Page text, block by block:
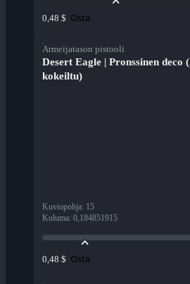
0,48 $ Osta
Armeijatason pistooli
Desert Eagle | Pronssinen deco
kokeiltu)
Kuviopohja: 15
Kuluma: 0,184851915
0,48 $ Osta